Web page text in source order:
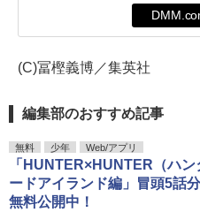
(C)冨樫義博／集英社
編集部のおすすめ記事
無料 少年 Web/アプリ
「HUNTER×HUNTER（ハ
ードアイランド編」冒頭5話
無料公開中！